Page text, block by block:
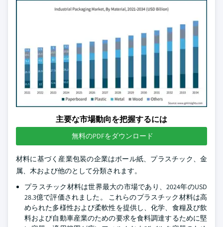
主要な市場動向を把握するには
無料のPDFをダウンロード
材料に基づく産業包装の企業はボール紙、プラスチック、金
属、木および他のとして分類されます。
プラスチック材料は世界最大の市場であり、2024年のUSD
28.3億で評価されました。 これらのプラスチック材料は高
められた多様性および柔軟性を提供し、化学、食糧及び飲
料および自動車産業のための要求を食料調達するために堅